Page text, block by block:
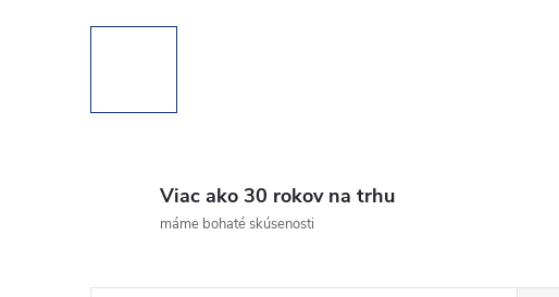
Viac ako 30 rokov na trhu
máme bohaté skúsenosti